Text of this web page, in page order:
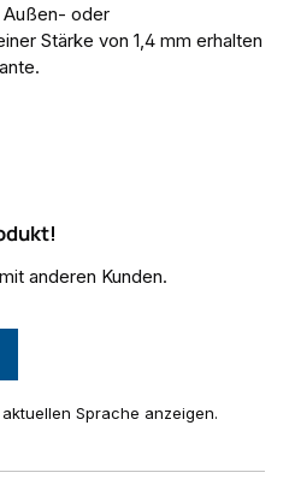
Außen- oder
Stärke von 1,4 mm erhalten
0 von 5 Sternen
anderen Kunden.
Sprache anzeigen.